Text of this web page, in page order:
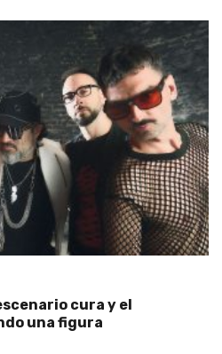
cura y el
una figura